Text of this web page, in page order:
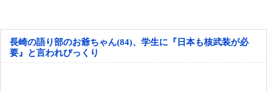
長崎の語り部のお爺ちゃん(84)、学生に『日本も核武装が必
要』と言われびっくり